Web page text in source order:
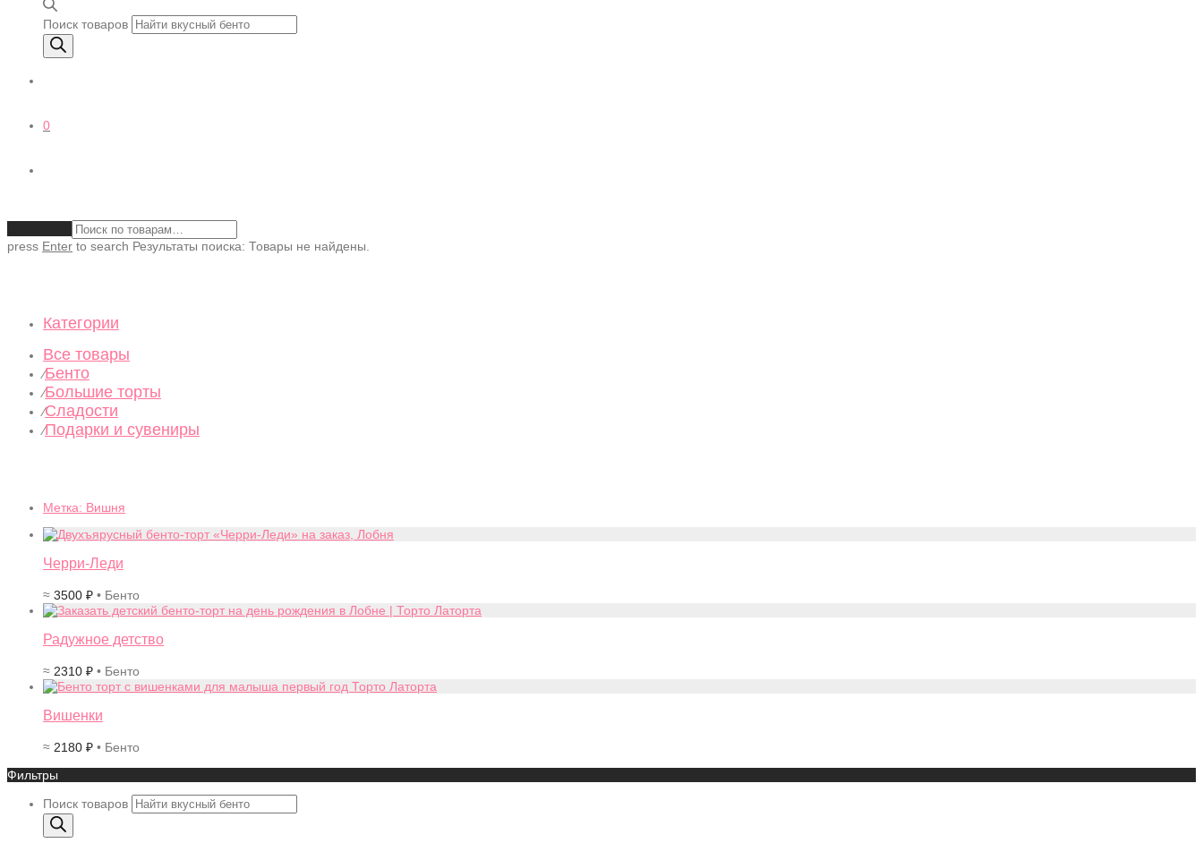
Поиск товаров
0
press Enter to search Результаты поиска: Товары не найдены.
Категории
Все товары
⁄Бенто
⁄Большие торты
⁄Сладости
⁄Подарки и сувениры
Метка: Вишня
Черри-Леди
≈ 3500 ₽ • Бенто
Радужное детство
≈ 2310 ₽ • Бенто
Вишенки
≈ 2180 ₽ • Бенто
Фильтры
Поиск товаров